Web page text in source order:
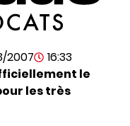
2007
16:33
le
les très